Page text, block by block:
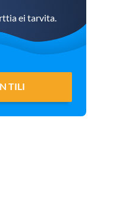
ei tarvita.
TILI